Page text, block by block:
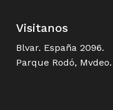
Visitanos
Blvar. España 2096.
Parque Rodó,